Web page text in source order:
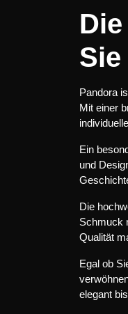
Pandora
Mit einer
Ein
und
Die
Schmuck
Qualität
Egal ob
elegant